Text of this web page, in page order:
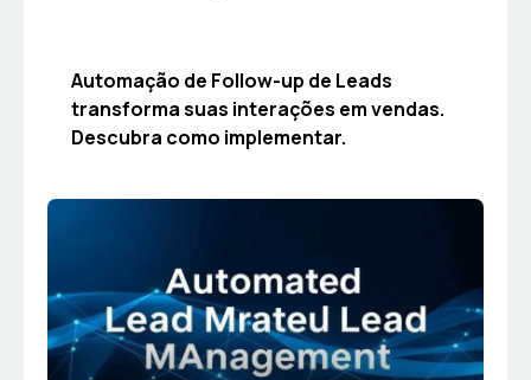
Automação de Follow-up de Leads
transforma suas interações em vendas.
Descubra como implementar.